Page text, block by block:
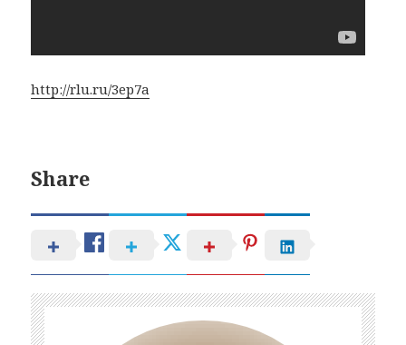
http://rlu.ru/3ep7a
Share